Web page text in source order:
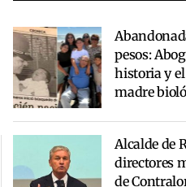
pesos:
historia y
madre
Alcalde de
directores
de